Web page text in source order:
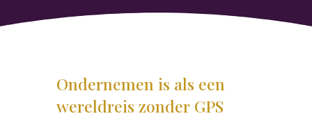
Ondernemen is als een
wereldreis zonder GPS